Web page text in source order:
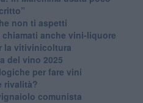
non ti aspetti
anche vini-liquore
la vitivinicoltura
del vino 2025
per fare vini
rivalità?
comunista